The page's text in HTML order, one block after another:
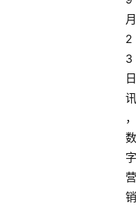
月
2
3
日
讯
，
数
字
营
销